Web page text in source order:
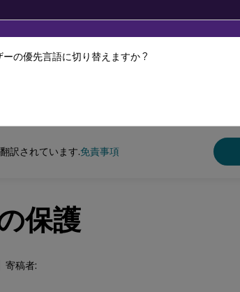
機械翻訳されています。
認証サービス
訳されています.免責事項
保護
寄稿者:
の優先言語に切り替えますか ?